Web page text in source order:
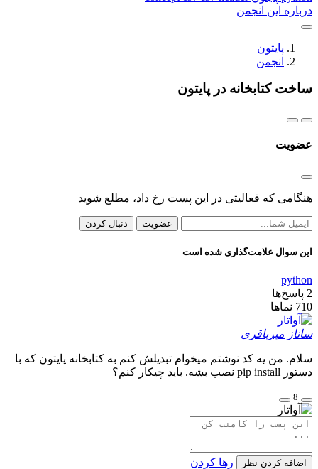
درباره این انجمن
پایتون
انجمن
ساخت کتابخانه در پایتون
عضویت
هنگامی که فعالیتی در این پست رخ داد، مطلع شوید
عضویت دنبال کردن
این سوال علامت‌گذاری شده است
python
2 پاسخ‌ها
710 نماها
ساناز میرباقری
سلام. من یه کد نوشتم میخوام تبدیلش کنم به کتابخانه پایتون که با
دستور pip install نصب بشه. باید چیکار کنم؟
8
اضافه کردن نظر
رها کردن